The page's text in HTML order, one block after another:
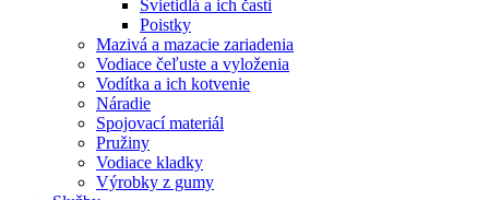
Svietidlá a ich časti
Poistky
Mazivá a mazacie zariadenia
Vodiace čeľuste a vyloženia
Vodítka a ich kotvenie
Náradie
Spojovací materiál
Pružiny
Vodiace kladky
Výrobky z gumy